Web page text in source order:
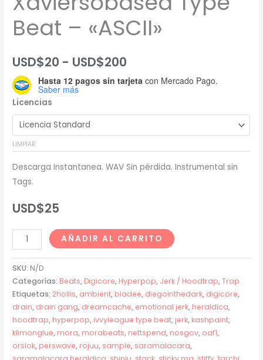
Beat – «ASCII»
USD$20 - USD$200
de
USD$20
hasta
Hasta 12 pagos sin tarjeta con Mercado Pago.
Saber más
Licencias
LIMPIAR
Descarga Instantanea. WAV Sin pérdida. Instrumental sin
Tags.
USD$25
Bladee
+
Xaviersobased
Type
Beat
-
"ASCII"
cantidad
AÑADIR AL CARRITO
SKU: N/D
Categorías: Beats, Digicore, Hyperpop, Jerk / Hoodtrap,Trap
Etiquetas: 2hollis, ambient, bladee, diegointhedark, digicore,
drain, drain gang, dreamcache, emotional jerk, heraldica,
hoodtrap, hyperpop, ivvyleague type beat, jerk, kashpaint,
klimonglue, mora, morabeats, nettspend, nosgov, oaf1,
orslok, perswave, rojuu, sample, saramalacara,